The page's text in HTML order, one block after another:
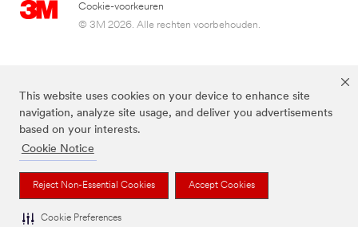
This website uses cookies on your device to enhance site
navigation, analyze site usage, and deliver you advertisements
based on your interests.
Cookie Notice
Reject Non-Essential Cookies Accept Cookies
Cookie Preferences
Cookie-voorkeuren
© 3M 2026. Alle rechten voorbehouden.
FUTURO is een handelsmerk van 3M.